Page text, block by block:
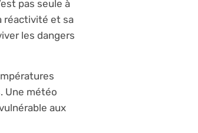
pas seule à
réactivité et sa
les dangers
Une météo
aux